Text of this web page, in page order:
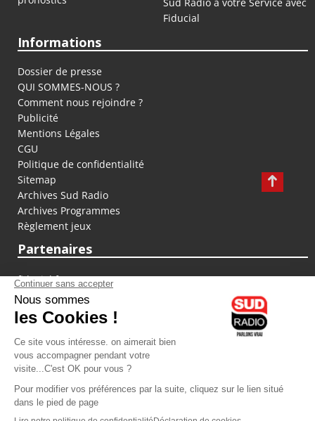
Fiducial
Informations
Dossier de presse
QUI SOMMES-NOUS ?
Comment nous rejoindre ?
Publicité
Mentions Légales
CGU
Politique de confidentialité
Sitemap
Archives Sud Radio
Archives Programmes
Règlement jeux
Partenaires
fiducial.fr
lyoncapitale.fr
olympique-et-lyonnais.com
L'application Iphone / Android
Téléchargez l'application
Les cookies